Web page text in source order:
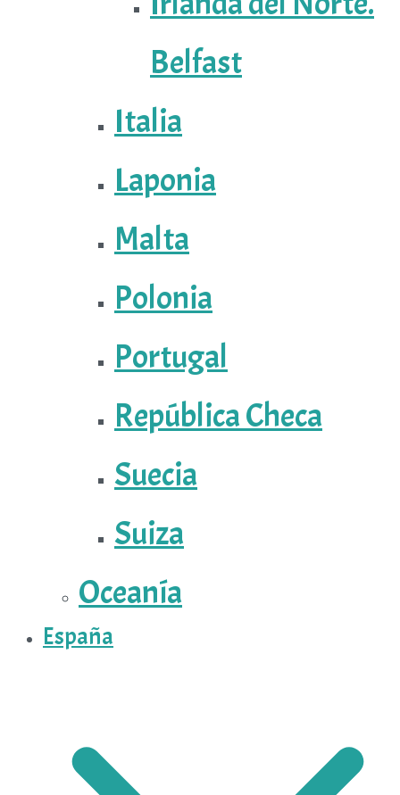
Belfast
Italia
Laponia
Malta
Polonia
Portugal
República Checa
Suecia
Suiza
Oceanía
España